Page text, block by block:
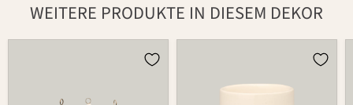
WEITERE PRODUKTE IN DIESEM DEKOR